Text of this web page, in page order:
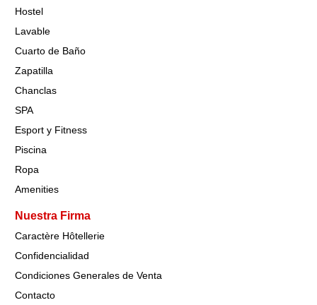
Hostel
Lavable
Cuarto de Baño
Zapatilla
Chanclas
SPA
Esport y Fitness
Piscina
Ropa
Amenities
Nuestra Firma
Caractère Hôtellerie
Confidencialidad
Condiciones Generales de Venta
Contacto